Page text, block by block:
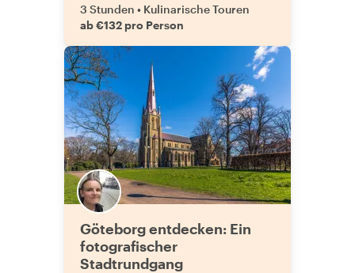
3 Stunden • Kulinarische Touren
ab €132 pro Person
Göteborg entdecken: Ein
fotografischer
Stadtrundgang